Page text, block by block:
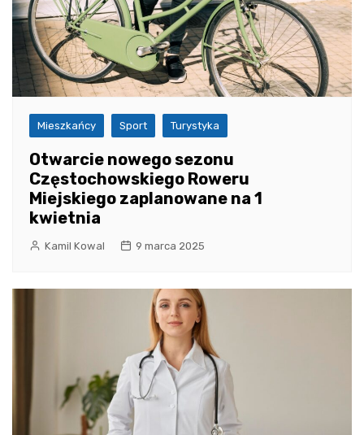
Mieszkańcy Sport Turystyka
Otwarcie nowego sezonu
Częstochowskiego Roweru
Miejskiego zaplanowane na 1
kwietnia
Kamil Kowal 9 marca 2025